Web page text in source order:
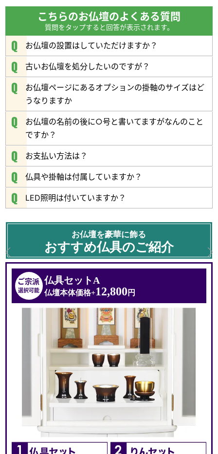
クリスタルガラス取っ手 キュートな猫脚
落ち着いた感じの
純白カラー
インテリア性の高い
ホワイトカラー
つや消しで光沢感を抑えることにより
落ち着いたナチュラルな印象に与える
見た目になっております。
その為、他のインテリアとの相性が抜群に良く、
洋室やリビングにもピッタリなデザインに
仕上げられています。
豊富な収納スペースと
機能
こちらのお仏壇のよくある質問
質問をタップすると回答が表示されます。
お仏壇の設置はしていただけますか？
古いお仏壇を処分したいのですが？
お仏壇ページにあるオプションの掛軸のサイズはど
うなりますか
お仏壇の名前の後に○号と書いてますがなんのこと
ですか？
お支払い方法は？
仏具や掛軸は付属していますか？
LED照明は付いていますか？
お仏壇を豪華に飾る
おすすめ仏具のご紹介
ご宗派
選択可能
仏具セットA
仏壇本体価格+12,800 円